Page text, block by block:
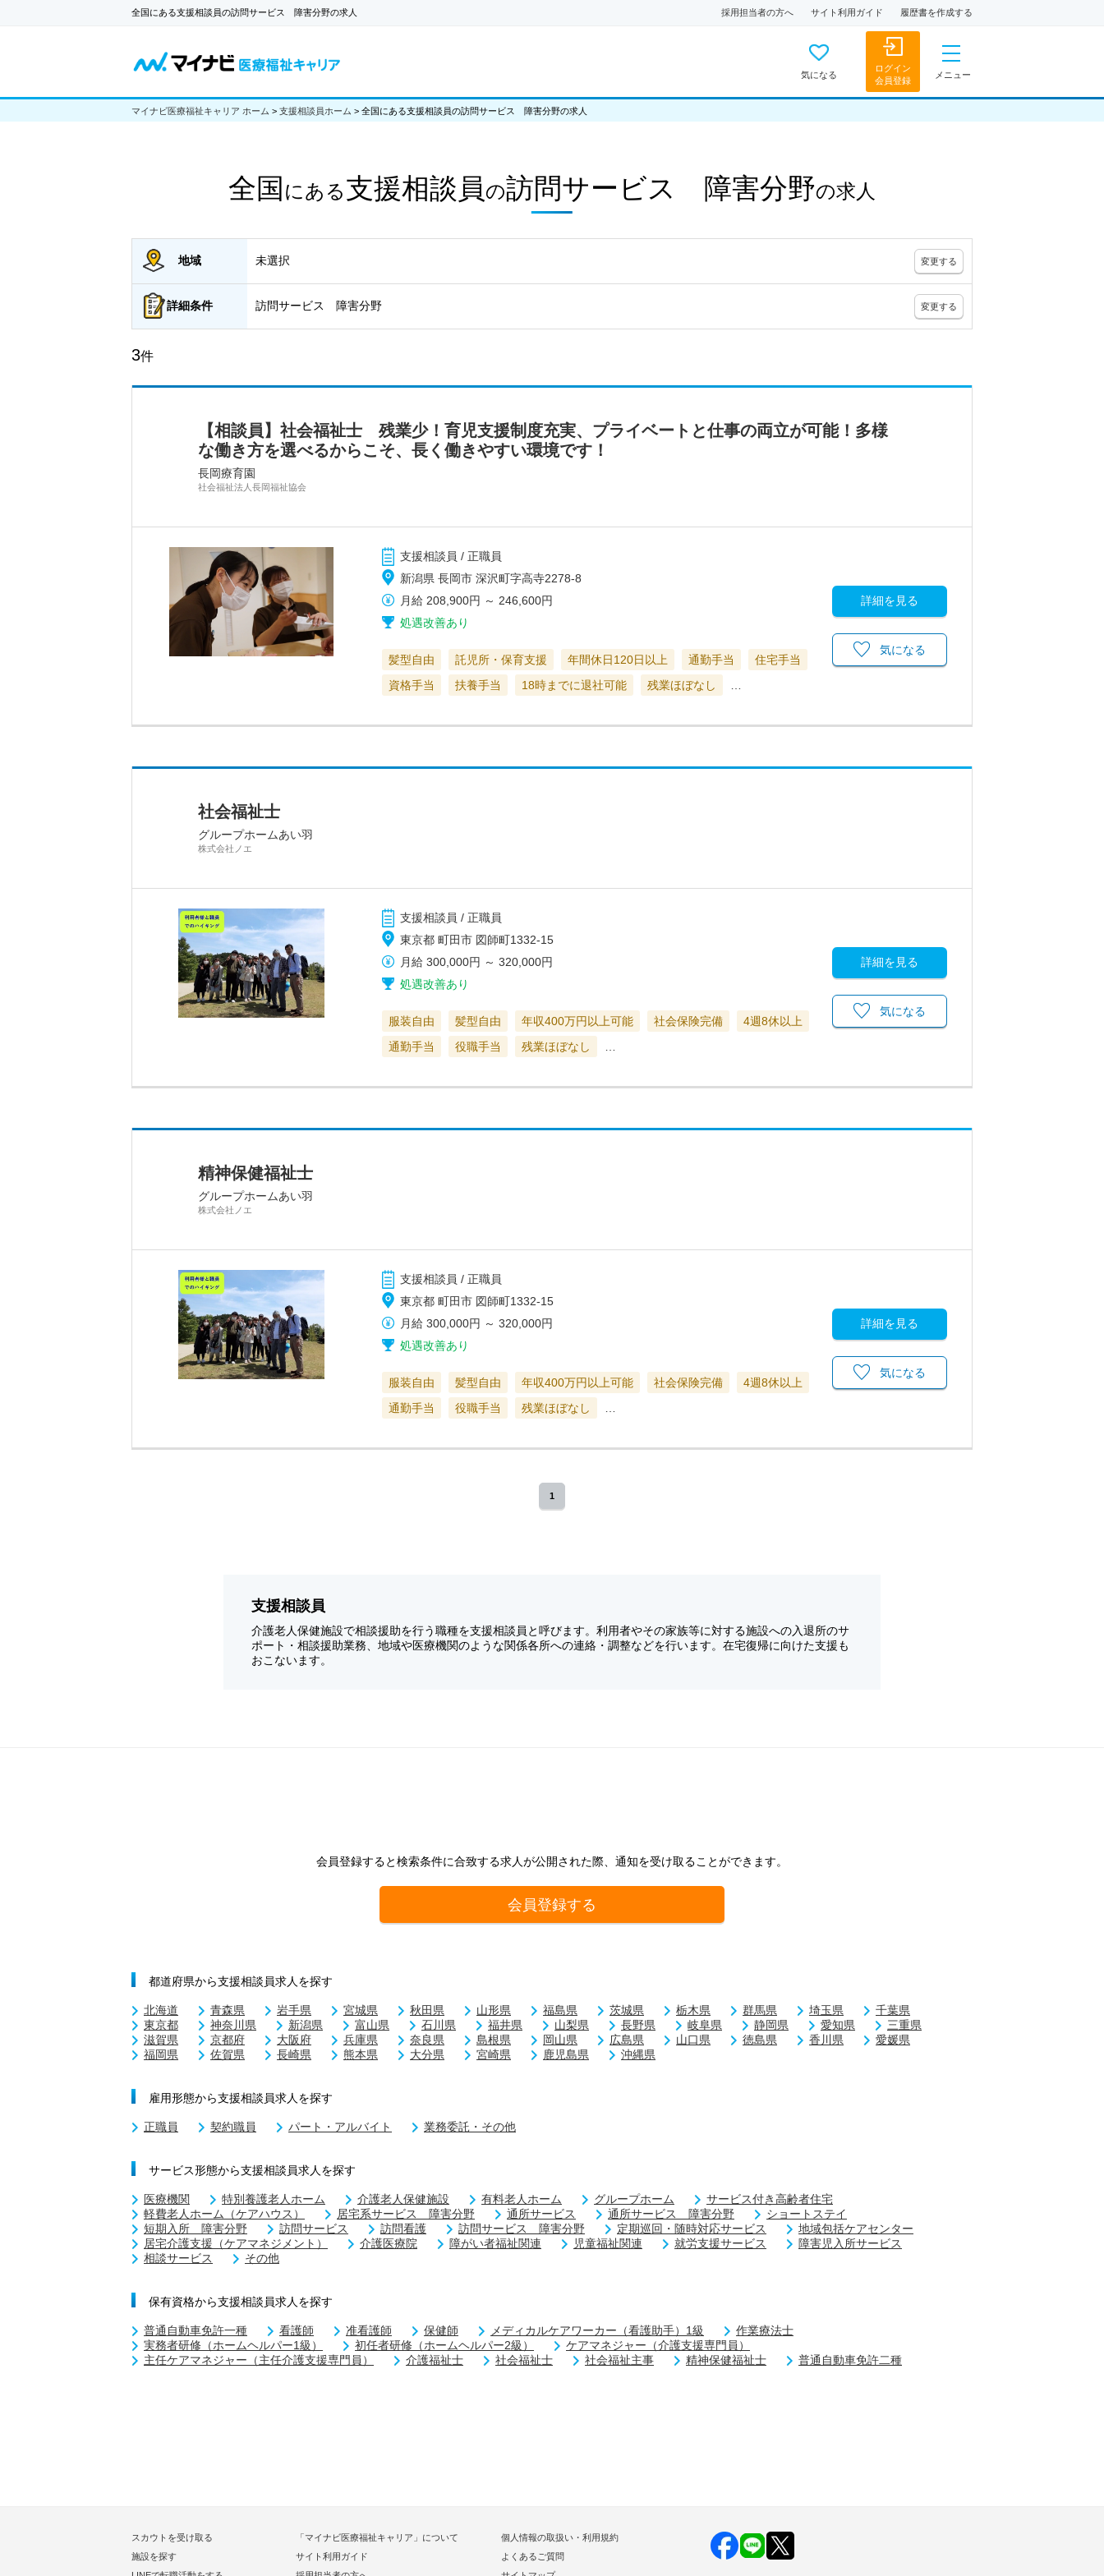
全国にある支援相談員の訪問サービス 障害分野の求人 採用担当者の方へ サイト利用ガイド 履歴書を作成する
気になる
ログイン
会員登録
メニュー
マイナビ医療福祉キャリア ホーム > 支援相談員ホーム > 全国にある支援相談員の訪問サービス 障害分野の求人
全国 にある支援相談員 の訪問サービス 障害分野の求人
地域 未選択 変更する
詳細条件 訪問サービス 障害分野 変更する
3件
【相談員】社会福祉士 残業少！育児支援制度充実、プライベートと仕事の両立が可能！多様
な働き方を選べるからこそ、長く働きやすい環境です！
長岡療育園
社会福祉法人長岡福祉協会
支援相談員 / 正職員
新潟県 長岡市 深沢町字高寺2278-8
月給 208,900円 ～ 246,600円
処遇改善あり
髪型自由 託児所・保育支援 年間休日120日以上 通勤手当
住宅手当
資格手当
扶養手当 18時までに退社可能 残業ほぼなし
詳細を見る
気になる
社会福祉士
グループホームあい羽
株式会社ノエ
支援相談員 / 正職員
東京都 町田市 図師町1332-15
月給 300,000円 ～320,000円
処遇改善あり
服装自由 髪型自由 年収400万円以上可能 社会保険完備
4週8休以上
通勤手当
役職手当 残業ほぼなし
詳細を見る
気になる
精神保健福祉士
グループホームあい羽
株式会社ノエ
支援相談員 / 正職員
東京都 町田市 図師町1332-15
月給 300,000円 ～320,000円
処遇改善あり
服装自由 髪型自由 年収400万円以上可能 社会保険完備
4週8休以上
通勤手当
役職手当 残業ほぼなし
詳細を見る
気になる
1
支援相談員
介護老人保健施設で相談援助を行う職種を支援相談員と呼びます。利用者やその家族等に対する施設への入退所のサ
ポート・相談援助業務、地域や医療機関のような関係各所への連絡・調整などを行います。在宅復帰に向けた支援も
おこないます。
会員登録すると検索条件に合致する求人が公開された際、通知を受け取ることができます。
会員登録する
都道府県から支援相談員求人を探す
北海道 青森県 岩手県 宮城県 秋田県 山形県 福島県 茨城県 栃木県 群馬県 埼玉県
千葉県
東京都
神奈川県 新潟県 富山県 石川県 福井県 山梨県 長野県 岐阜県 静岡県 愛知県
三重県
滋賀県
京都府 大阪府 兵庫県 奈良県 島根県 岡山県 広島県 山口県 徳島県 香川県
愛媛県
福岡県
佐賀県 長崎県 熊本県 大分県 宮崎県 鹿児島県 沖縄県
雇用形態から支援相談員求人を探す
正職員 契約職員 パート・アルバイト 業務委託・その他
サービス形態から支援相談員求人を探す
医療機関 特別養護老人ホーム 介護老人保健施設 有料老人ホーム グループホーム
サービス付き高齢者住宅
軽費老人ホーム（ケアハウス）
居宅系サービス 障害分野 通所サービス 通所サービス 障害分野
ショートステイ
短期入所 障害分野
訪問サービス 訪問看護 訪問サービス 障害分野 定期巡回・随時対応サービス
地域包括ケアセンター
居宅介護支援（ケアマネジメント）
介護医療院 障がい者福祉関連 児童福祉関連 就労支援サービス
障害児入所サービス
相談サービス
その他
保有資格から支援相談員求人を探す
普通自動車免許一種 看護師 准看護師 保健師 メディカルケアワーカー（看護助手）1級
作業療法士
実務者研修（ホームヘルパー1級）
初任者研修（ホームヘルパー2級）
ケアマネジャー（介護支援専門員）
主任ケアマネジャー（主任介護支援専門員）
介護福祉士 社会福祉士 社会福祉主事 精神保健福祉士 普通自動車免許二種
スカウトを受け取る
施設を探す
「マイナビ医療福祉キャリア」について
サイト利用ガイド
個人情報の取扱い・利用規約
よくあるご質問